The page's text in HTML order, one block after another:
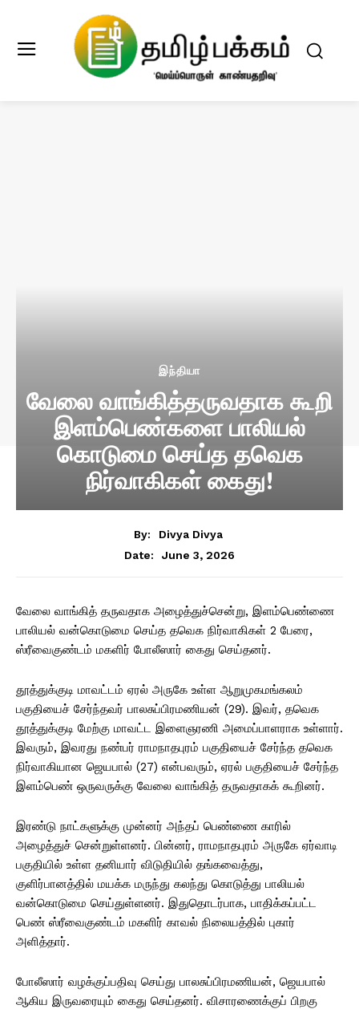
இந்தியா
வேலை வாங்கித்தருவதாக கூறி
இளம்பெண்களை பாலியல்
கொடுமை செய்த தவெக
நிர்வாகிகள் கைது!
By:
Divya Divya
Date:
June 3, 2026
வேலை வாங்கித் தருவதாக அழைத்துச்சென்று, இளம்பெண்ணை
பாலியல் வன்கொடுமை செய்த தவெக நிர்வாகிகள் 2 பேரை,
ஸ்ரீவைகுண்டம் மகளிர் போலீஸார் கைது செய்தனர்.
தூத்துக்குடி மாவட்டம் ஏரல் அருகே உள்ள ஆறுமுகமங்கலம்
பகுதியைச் சேர்ந்தவர் பாலசுப்பிரமணியன் (29). இவர், தவெக
தூத்துக்குடி மேற்கு மாவட்ட இளைஞரணி அமைப்பாளராக உள்ளார்.
இவரும், இவரது நண்பர் ராமநாதபுரம் பகுதியைச் சேர்ந்த தவெக
நிர்வாகியான ஜெயபால் (27) என்பவரும், ஏரல் பகுதியைச் சேர்ந்த
இளம்பெண் ஒருவருக்கு வேலை வாங்கித் தருவதாகக் கூறினர்.
இரண்டு நாட்களுக்கு முன்னர் அந்தப் பெண்ணை காரில்
அழைத்துச் சென்றுள்ளனர். பின்னர், ராமநாதபுரம் அருகே ஏர்வாடி
பகுதியில் உள்ள தனியார் விடுதியில் தங்கவைத்து,
குளிர்பானத்தில் மயக்க மருந்து கலந்து கொடுத்து பாலியல்
வன்கொடுமை செய்துள்ளனர். இதுதொடர்பாக, பாதிக்கப்பட்ட
பெண் ஸ்ரீவைகுண்டம் மகளிர் காவல் நிலையத்தில் புகார்
அளித்தார்.
போலீஸார் வழக்குப்பதிவு செய்து பாலசுப்பிரமணியன், ஜெயபால்
ஆகிய இருவரையும் கைது செய்தனர். விசாரணைக்குப் பிறகு